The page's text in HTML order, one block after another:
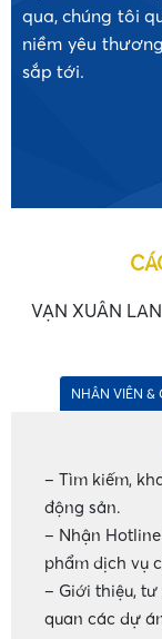
qua, chúng tôi
niềm yêu
sắp tới.
VẠN XUÂN
NHÂN VIÊN &
– Tìm kiếm,
động sản.
– Nhận
phẩm dịch vụ
– Giới thiệu,
quan các dự